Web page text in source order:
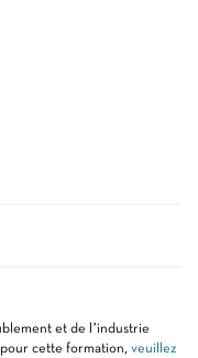
et de l’industrie
cette formation, veuillez